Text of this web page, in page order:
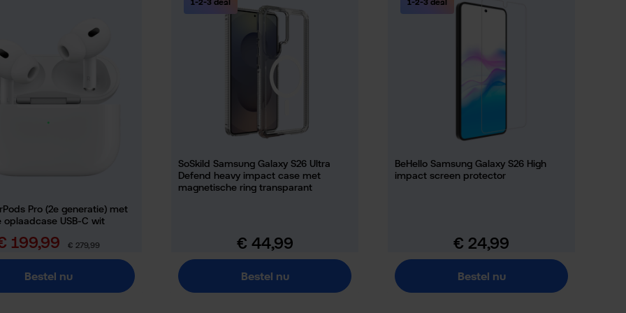
Pro (2e generatie) met
oplaadcase USB-C wit
199,99 Normale prijs:
€ 279,99
Bestel nu
1-2-3 deal
SoSkild Samsung Galaxy S26 Ultra
Defend heavy impact case met
magnetische ring transparant
Normale prijs:
€ 44,99
Bestel nu
1-2-3 deal
BeHello Samsung Galaxy S26 High
impact screen protector
Normale prijs:
€ 24,99
Bestel nu